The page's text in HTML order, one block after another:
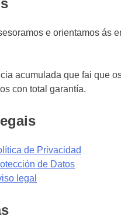
e orientamos ás
acumulada que fai que
con total garantía.
de Privacidad
de Datos
legal